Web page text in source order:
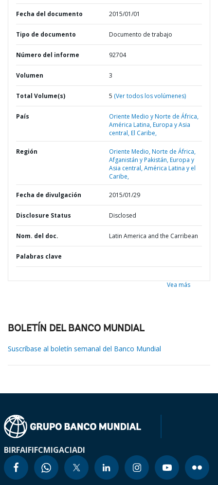
Fecha del documento 2015/01/01
Tipo de documento Documento de trabajo
Número del informe 92704
Volumen 3
Total Volume(s) 5 (Ver todos los volúmenes)
País
Oriente Medio y Norte de África,
América Latina,Europa y Asia
central,El Caribe,
Región
Oriente Medio, Norte de África,
Afganistán y Pakistán,Europa y
Asia central,América Latina y el
Caribe,
Fecha de divulgación 2015/01/29
Disclosure Status Disclosed
Nom. del doc. Latin America and the Carribean
Palabras clave
Vea más
BOLETÍN DEL BANCO MUNDIAL
Suscríbase al boletín semanal del Banco Mundial
BIRFAIFIFCMIGACIADI